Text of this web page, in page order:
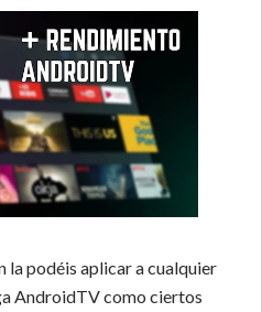
la podéis aplicar a cualquier
AndroidTV como ciertos